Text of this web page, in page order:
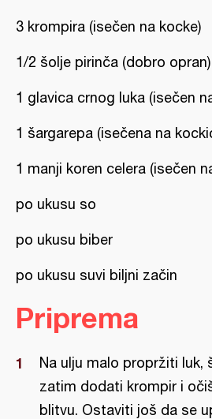
3 krompira (isečen na kocke)
1/2 šolje pirinča (dobro opran)
1 glavica crnog luka (isečen
1 šargarepa (isečena na
1 manji koren celera (isečen
po ukusu so
po ukusu biber
po ukusu suvi biljni začin
Priprema
Na ulju malo propržiti luk,
zatim dodati krompir i
blitvu. Ostaviti još da se